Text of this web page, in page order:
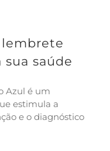
saúde
Azul é um
estimula a
e o diagnóstico